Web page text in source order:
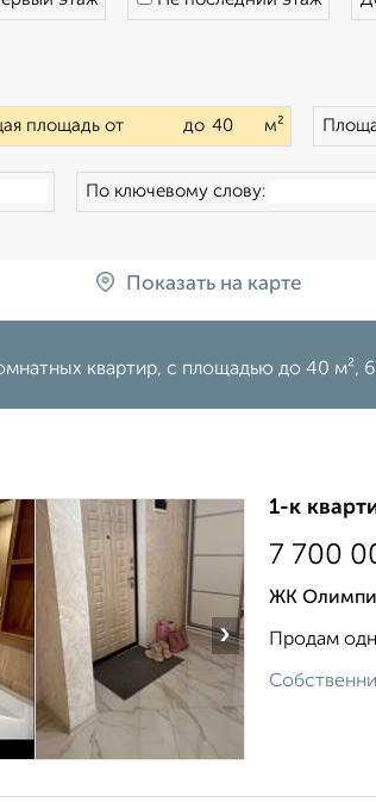
площадь от до м²
По ключевому слову:
Показать на карте
квартир, c площадью до 40 м²,
›
1-к
7 700
ЖК
Продам